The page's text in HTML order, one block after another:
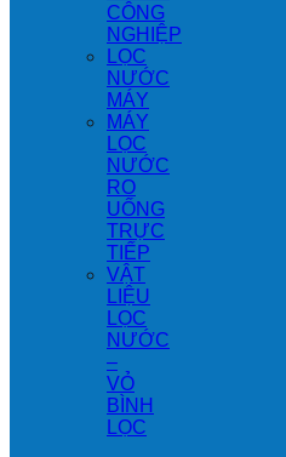
CÔNG
NGHIỆP
LỌC
NƯỚC
MÁY
MÁY
LỌC
NƯỚC
RO
UỐNG
TRỰC
TIẾP
VẬT
LIỆU
LỌC
NƯỚC
–
VỎ
BÌNH
LỌC